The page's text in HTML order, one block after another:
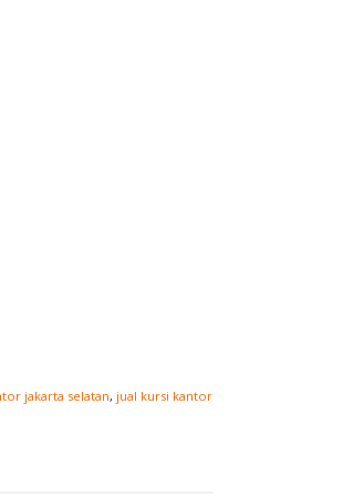
jakarta selatan, jual kursi kantor